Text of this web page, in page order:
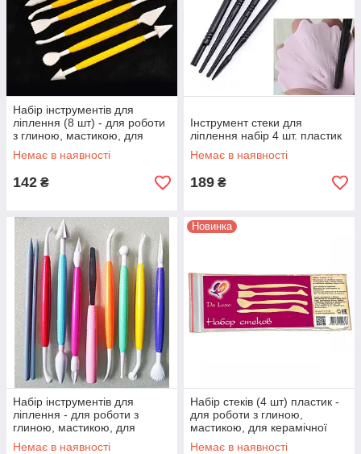
Набір інструментів для
ліплення (8 шт) - для роботи
з глиною, мастикою, для
керамічної флористики
Немає в наявності
142 ₴
Інструмент стеки для
ліплення набір 4 шт. пластик
Немає в наявності
189 ₴
Набір інструментів для
ліплення - для роботи з
глиною, мастикою, для
керамічної флористики 10 шт.
Немає в наявності
Новинка
Набір стеків (4 шт) пластик -
для роботи з глиною,
мастикою, для керамічної
флористики
Немає в наявності